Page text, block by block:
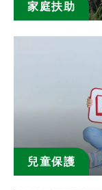
家庭扶助
兒童保護